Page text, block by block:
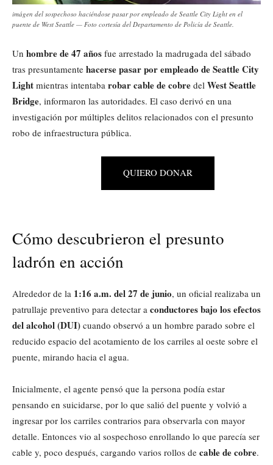
imágen del sospechoso haciéndose pasar por empleado de Seattle City Light en el
puente de West Seattle — Foto cortesía del Departamento de Policía de Seattle.
Un hombre de 47 años fue arrestado la madrugada del sábado
tras presuntamente hacerse pasar por empleado de Seattle City
Light mientras intentaba robar cable de cobre del West Seattle
Bridge, informaron las autoridades. El caso derivó en una
investigación por múltiples delitos relacionados con el presunto
robo de infraestructura pública.
QUIERO DONAR
Cómo descubrieron el presunto
ladrón en acción
Alrededor de la 1:16 a.m. del 27 de junio, un oficial realizaba un
patrullaje preventivo para detectar a conductores bajo los efectos
del alcohol (DUI) cuando observó a un hombre parado sobre el
reducido espacio del acotamiento de los carriles al oeste sobre el
puente, mirando hacia el agua.
Inicialmente, el agente pensó que la persona podía estar
pensando en suicidarse, por lo que salió del puente y volvió a
ingresar por los carriles contrarios para observarla con mayor
detalle. Entonces vio al sospechoso enrollando lo que parecía ser
cable y, poco después, cargando varios rollos de cable de cobre.